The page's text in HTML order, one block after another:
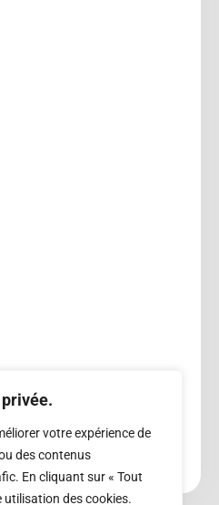
votre expérience de
des contenus
En cliquant sur « Tout
utilisation des cookies.